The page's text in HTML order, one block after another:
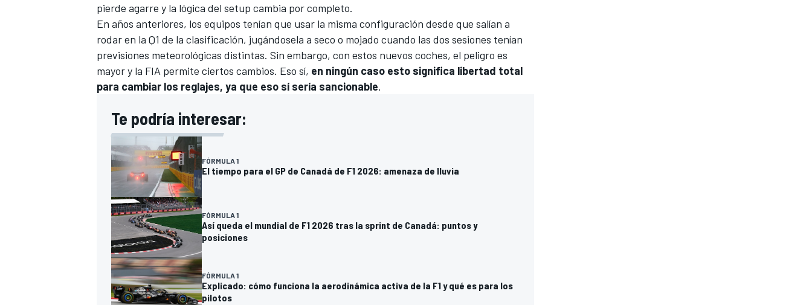
MÁS CATEGORÍAS
pierde agarre y la lógica del setup cambia por completo.
En años anteriores, los equipos tenían que usar la misma configuración desde que salían a
rodar en la Q1 de la clasificación, jugándosela a seco o mojado cuando las dos sesiones tenían
previsiones meteorológicas distintas. Sin embargo, con estos nuevos coches, el peligro es
mayor y la FIA permite ciertos cambios. Eso sí, en ningún caso esto significa libertad total
para cambiar los reglajes, ya que eso sí sería sancionable.
Te podría interesar:
FÓRMULA 1
El tiempo para el GP de Canadá de F1 2026: amenaza de lluvia
FÓRMULA 1
Así queda el mundial de F1 2026 tras la sprint de Canadá: puntos y
posiciones
FÓRMULA 1
Explicado: cómo funciona la aerodinámica activa de la F1 y qué es para los
pilotos